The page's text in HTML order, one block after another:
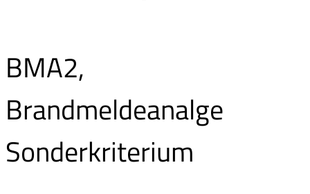
BMA2,
Brandmeldeanalge
Sonderkriterium